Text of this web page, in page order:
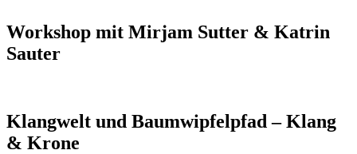
Workshop mit Mirjam Sutter & Katrin
Sauter
Klangwelt und Baumwipfelpfad – Klang
& Krone